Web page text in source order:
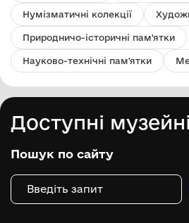
Нумізматичні колекції
Природничо-історичні пам'ятки
Науково-технічні пам'ятки
Доступні
Пошук по сайту